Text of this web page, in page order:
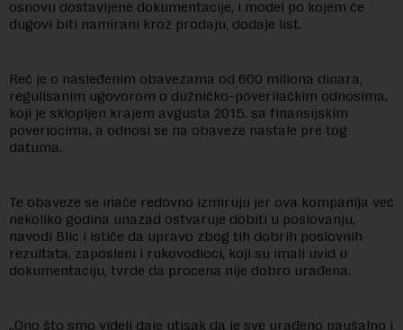
osnovu dostavljene dokumentacije, i model po kojem će
dugovi biti namirani kroz prodaju, dodaje list.
Reč je o nasleđenim obavezama od 600 miliona dinara,
regulisanim ugovorom o dužničko-poverilačkim odnosima,
koji je sklopljen krajem avgusta 2015. sa finansijskim
poveriocima, a odnosi se na obaveze nastale pre tog
datuma.
Te obaveze se inače redovno izmiruju jer ova kompanija već
nekoliko godina unazad ostvaruje dobiti u poslovanju,
navodi Blic i ističe da upravo zbog tih dobrih poslovnih
rezultata, zaposleni i rukovodioci, koji su imali uvid u
dokumentaciju, tvrde da procena nije dobro urađena.
„Ono što smo videli daje utisak da je sve urađeno paušalno i